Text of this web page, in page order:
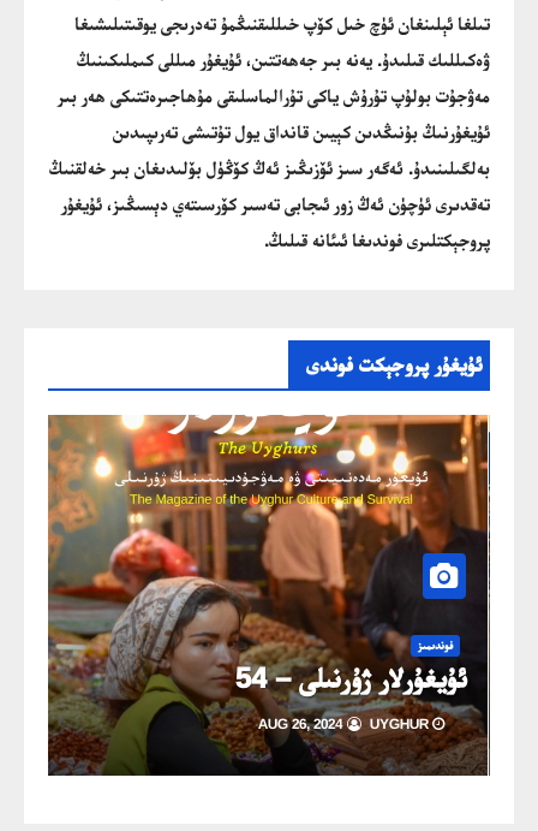
تىلغا ئېلىنغان ئۈچ خىل كۆپ خىللىقنىڭمۇ تەدرىجى يوقىتىلىشىغا
ۋەكىللىك قىلىدۇ. يەنە بىر جەھەتتىن، ئۇيغۇر مىللى كىملىكىنىڭ
مەۋجۇت بولۇپ تۇرۇش ياكى تۇرالماسلىقى مۇھاجىرەتتىكى ھەر بىر
ئۇيغۇرنىڭ بۇنىڭدىن كېيىن قانداق يول تۇتىشى تەرىپىدىن
بەلگىلىنىدۇ. ئەگەر سىز ئۆزىڭىز ئەڭ كۆڭۈل بۆلىدىغان بىر خەلقنىڭ
تەقدىرى ئۈچۈن ئەڭ زور ئىجابى تەسىر كۆرسىتەي دېسىڭىز، ئۇيغۇر
پروجېكتلىرى فوندىغا ئىئانە قىلىڭ.
ئۇيغۇر پروجېكت فوندى
فوندىمىز
ئۇيغۇرلار ژۇرنىلى – 54
AUG 26, 2024 UYGHUR